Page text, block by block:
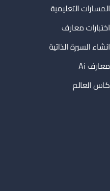
المسارات التعليمية
اختبارات معارف
انشاء السيرة الذاتية
معارف Ai
كاس العالم